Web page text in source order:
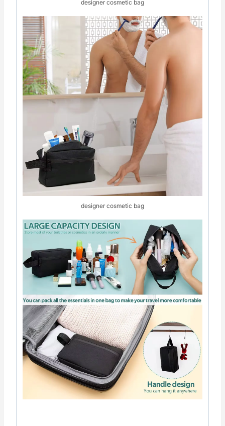
designer cosmetic bag
designer cosmetic bag